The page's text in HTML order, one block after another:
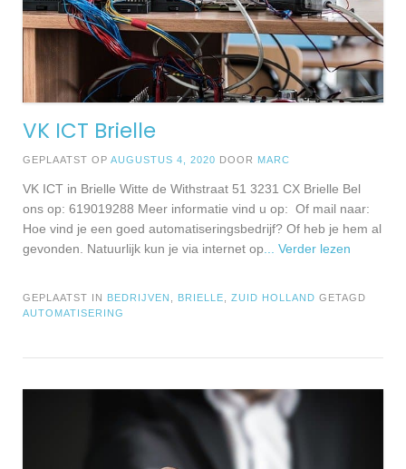
VK ICT Brielle
GEPLAATST OP AUGUSTUS 4, 2020 DOOR MARC
VK ICT in Brielle Witte de Withstraat 51 3231 CX Brielle Bel
ons op: 619019288 Meer informatie vind u op: Of mail naar:
Hoe vind je een goed automatiseringsbedrijf? Of heb je hem al
gevonden. Natuurlijk kun je via internet op ... Verder lezen
GEPLAATST IN BEDRIJVEN BRIELLE ZUID HOLLAND GETAGD
AUTOMATISERING